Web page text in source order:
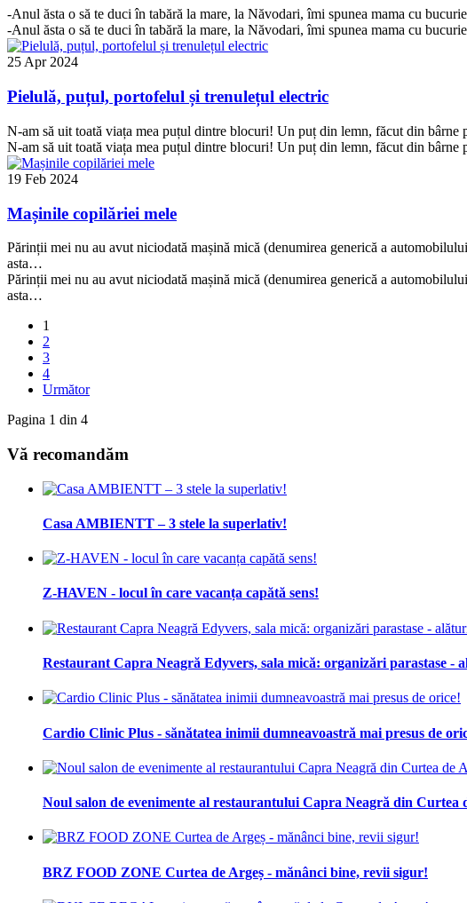
-Anul ăsta o să te duci în tabără la mare, la Năvodari, îmi spunea mama cu
-Anul ăsta o să te duci în tabără la mare, la Năvodari, îmi spunea mama cu
25 Apr 2024
Pielulă, puțul, portofelul și trenulețul electric
N-am să uit toată viața mea puțul dintre blocuri! Un puț din lemn, făcut din
N-am să uit toată viața mea puțul dintre blocuri! Un puț din lemn, făcut din
19 Feb 2024
Mașinile copilăriei mele
Părinții mei nu au avut niciodată mașină mică (denumirea generică a
asta…
Părinții mei nu au avut niciodată mașină mică (denumirea generică a
asta…
1
2
3
4
Următor
Pagina 1 din 4
Vă recomandăm
Casa AMBIENTT – 3 stele la superlativ!
Z-HAVEN - locul în care vacanța capătă sens!
Restaurant Capra Neagră Edyvers, sala mică: organizări parastase -
Cardio Clinic Plus - sănătatea inimii dumneavoastră mai presus de
Noul salon de evenimente al restaurantului Capra Neagră din Curtea
BRZ FOOD ZONE Curtea de Argeș - mănânci bine, revii sigur!